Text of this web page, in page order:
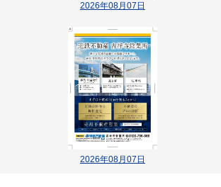
2026年08月07日
2026年08月07日